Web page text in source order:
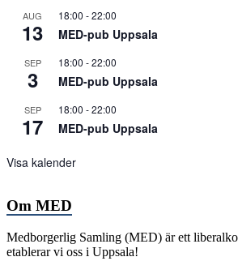
AUG
13
18:00 -22:00
MED-pub Uppsala
SEP
3
18:00 -22:00
MED-pub Uppsala
SEP
17
18:00 -22:00
MED-pub Uppsala
Visa kalender
Om MED
Medborgerlig Samling (MED) är ett
etablerar vi oss i Uppsala!